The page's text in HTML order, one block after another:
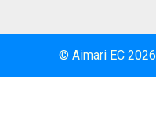
© Aimari EC 2026